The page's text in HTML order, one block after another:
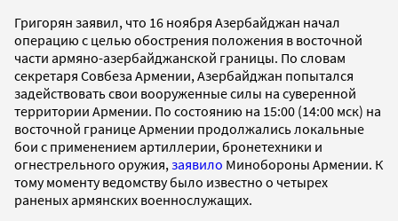
Григорян заявил, что 16 ноября Азербайджан начал
операцию с целью обострения положения в восточной
части армяно-азербайджанской границы. По словам
секретаря Совбеза Армении, Азербайджан попытался
задействовать свои вооруженные силы на суверенной
территории Армении. По состоянию на 15:00 (14:00 мск) на
восточной границе Армении продолжались локальные
бои с применением артиллерии, бронетехники и
огнестрельного оружия, заявило Минобороны Армении. К
тому моменту ведомству было известно о четырех
раненых армянских военнослужащих.